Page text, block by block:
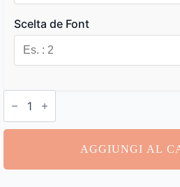
Scelta de Font
Portafoglio
Personalizzato
Nome
AGGIUNGI AL